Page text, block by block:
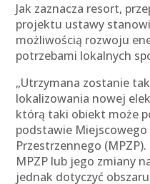
Jak zaznacza resort,
projektu ustawy
możliwością rozwoju
potrzebami lokalnych
„Utrzymana zostanie
lokalizowania nowej
którą taki obiekt może
podstawie
Przestrzennego
MPZP lub jego zmiany
jednak dotyczyć